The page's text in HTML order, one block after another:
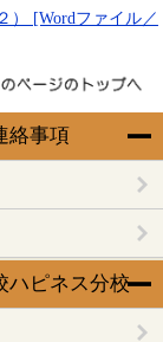
絡事項
ハピネス分校
） [Wordファイル／